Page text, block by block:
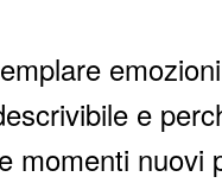
e
momenti nuovi